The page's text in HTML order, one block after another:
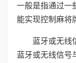
一般是指通过一
能实现控制麻将
蓝牙或无线
蓝牙或无线信号